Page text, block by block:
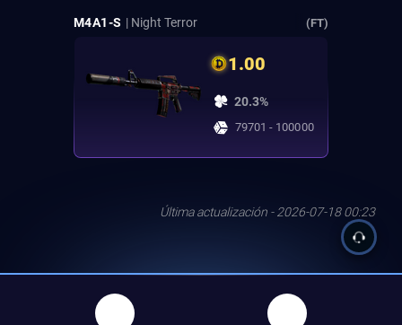
M4A1-S | Night Terror (FT)
1.00
20.3%
79701 - 100000
Última actualización - 2026-07-18 00:23